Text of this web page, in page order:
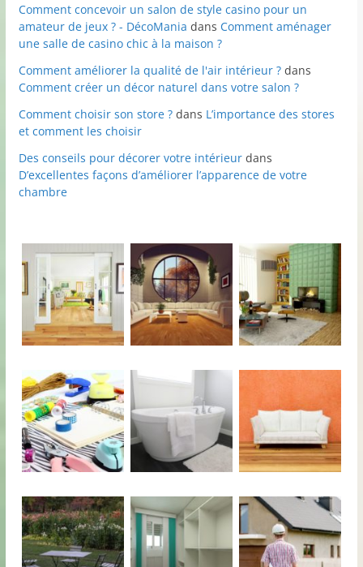
Comment concevoir un salon de style casino pour un
amateur de jeux ? - DécoMania dans Comment aménager
une salle de casino chic à la maison ?
Comment améliorer la qualité de l'air intérieur ?dans
Comment créer un décor naturel dans votre salon ?
Comment choisir son store ?dans L’importance des stores
et comment les choisir
Des conseils pour décorer votre intérieurdans
D’excellentes façons d’améliorer l’apparence de votre
chambre